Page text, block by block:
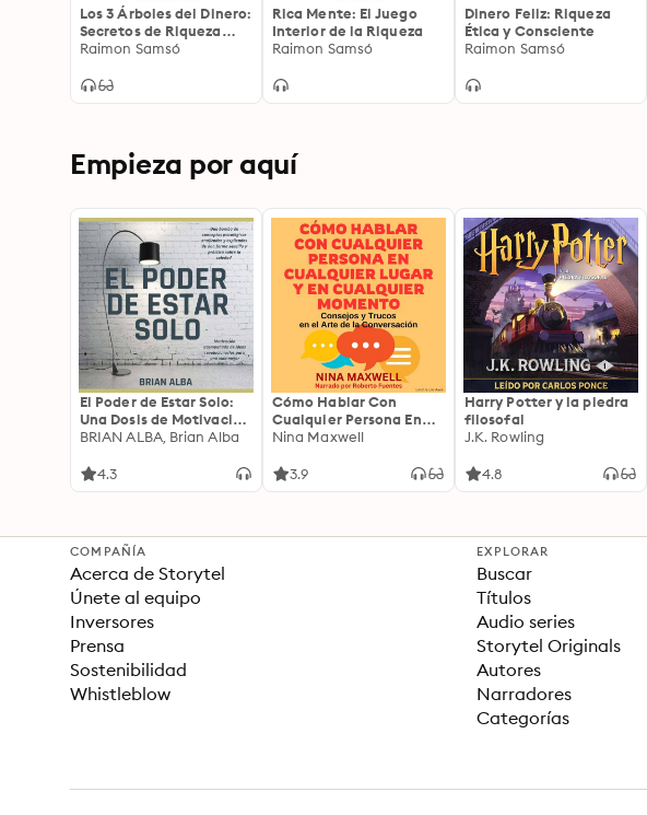
Los 3 Árboles del Dinero:
Secretos de Riqueza
Verdadera
Raimon Samsó
Rica Mente: El Juego
Interior de la Riqueza
Raimon Samsó
Dinero Feliz: Riqueza
Ética y Consciente
Raimon Samsó
Empieza por aquí
El Poder de Estar Solo:
Una Dosis de Motivación
Acompañada de Ideas
una Vida Mejor
BRIAN ALBA, Brian Alba
4.3
Cómo Hablar Con
Cualquier Persona En
Cualquier Lugar Y En
Nina Maxwell
3.9
Harry Potter y la piedra
filosofal
J.K. Rowling
4.8
COMPAÑÍA
Acerca de Storytel
Únete al equipo
Inversores
Prensa
Sostenibilidad
Whistleblow
EXPLORAR
Buscar
Títulos
Audio series
Storytel Originals
Autores
Narradores
Categorías